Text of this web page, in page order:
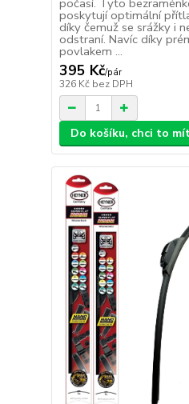
počasí. Tyto
poskytují optimální
díky čemuž se srážky i
odstraní. Navíc díky
povlakem ...
395 Kč/pár
326 Kč bez DPH
Do košíku, chci to